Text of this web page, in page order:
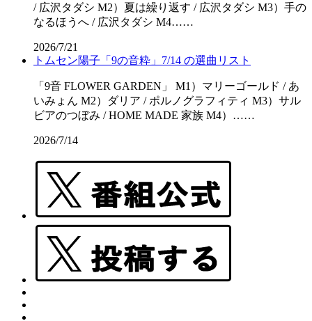
/ 広沢タダシ M2）夏は繰り返す / 広沢タダシ M3）手の
なるほうへ / 広沢タダシ M4……
2026/7/21
トムセン陽子「9の音粋」7/14 の選曲リスト
「9音 FLOWER GARDEN」 M1）マリーゴールド / あ
いみょん M2）ダリア / ポルノグラフィティ M3）サル
ビアのつぼみ / HOME MADE 家族 M4）……
2026/7/14